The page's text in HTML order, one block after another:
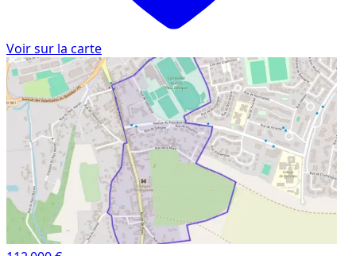
Voir sur la carte